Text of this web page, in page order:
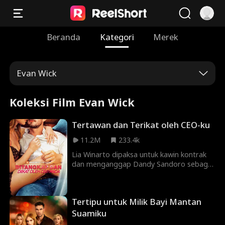
Beranda Kategori Merek
Evan Wick
Koleksi Film Evan Wick
Tertawan dan Terikat oleh CEO-ku
11.2M
233.4k
Lia Winarto dipaksa untuk kawin kontrak
dan menganggap Dandy Sandoro sebagai
kembali perusahaannya, dan mengungkap
peran ayahnya dalam kecelakaan yang
Tertipu untuk Milik Bayi Mantan
Suamiku